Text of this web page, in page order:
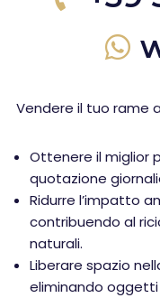
Vendere il tuo rame
Ottenere il miglior
quotazione
Ridurre l’impatto
contribuendo al
naturali.
Liberare spazio
eliminando